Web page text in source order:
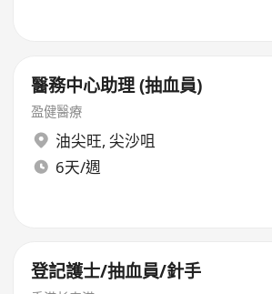
醫務中心助理 (抽血員)
盈健醫療
油尖旺, 尖沙咀
6天/週
登記護士/抽血員/針手